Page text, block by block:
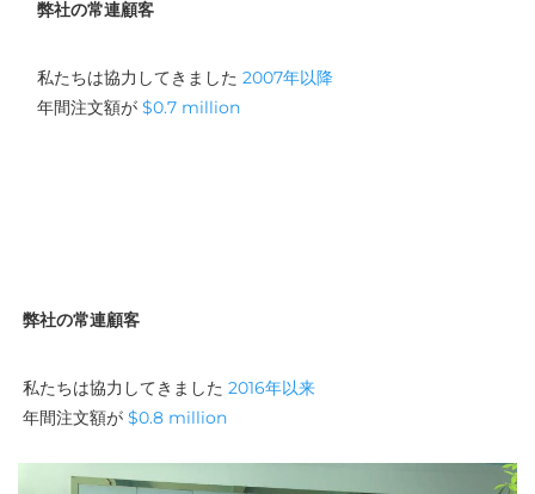
弊社の常連顧客
私たちは協力してきました 2007年以降
年間注文額が $0.7 million
弊社の常連顧客
私たちは協力してきました 2016年以来
年間注文額が $0.8 million